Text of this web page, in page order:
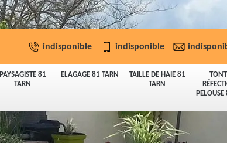
PAYSAGISTE 81
TARN
ELAGAGE 81 TARN
TAILLE DE HAIE 81
TARN
PELOUSE
indisponible indisponible